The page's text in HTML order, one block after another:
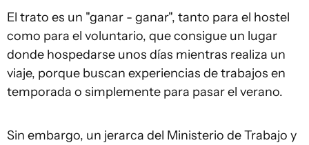
El trato es un "ganar - ganar", tanto para el hostel
como para el voluntario, que consigue un lugar
donde hospedarse unos días mientras realiza un
viaje, porque buscan experiencias de trabajos en
temporada o simplemente para pasar el verano.
Sin embargo, un jerarca del Ministerio de Trabajo y